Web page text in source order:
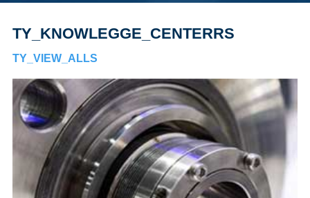
TY_KNOWLEGGE_CENTERRS
TY_VIEW_ALLS